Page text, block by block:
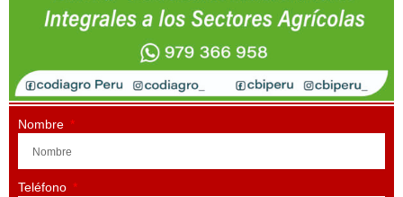
Nombre
Teléfono